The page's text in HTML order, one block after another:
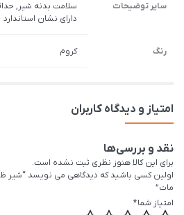
سایر توضیحات
سلامت بدنه شیر,
دارای نشان استاندارد
رنگ کروم
امتیاز و دیدگاه کاربران
نقد و بررسی‌ها
برای این کالا هنوز نظری ثبت نشده است.
اولین کسی باشید که دیدگاهی می نویسد “شیر
مات”
امتیاز شما*